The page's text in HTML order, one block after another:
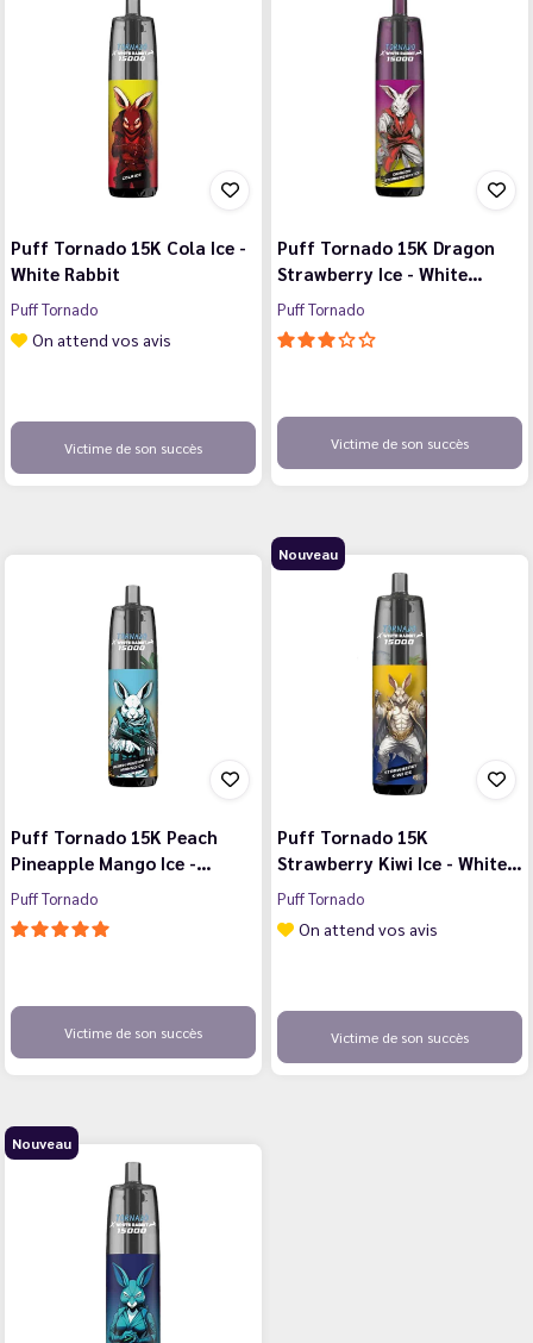
Puff Tornado 15K Cola Ice -
White Rabbit
Puff Tornado
On attend vos avis
Victime de son succès
Puff Tornado 15K Dragon
Strawberry Ice - White…
Puff Tornado
Victime de son succès
Puff Tornado 15K Peach
Pineapple Mango Ice -…
Puff Tornado
Victime de son succès
Nouveau
Puff Tornado 15K
Strawberry Kiwi Ice - White…
Puff Tornado
On attend vos avis
Victime de son succès
Nouveau